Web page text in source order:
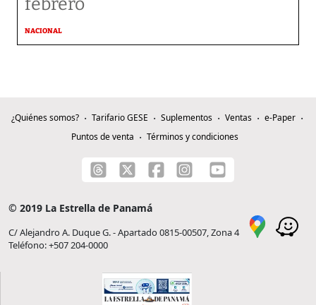
febrero
NACIONAL
¿Quiénes somos? Tarifario GESE Suplementos Ventas
e-Paper
Puntos de venta
Términos y condiciones
© 2019 La Estrella de Panamá
C/ Alejandro A. Duque G. - Apartado 0815-00507, Zona 4
Teléfono: +507 204-0000